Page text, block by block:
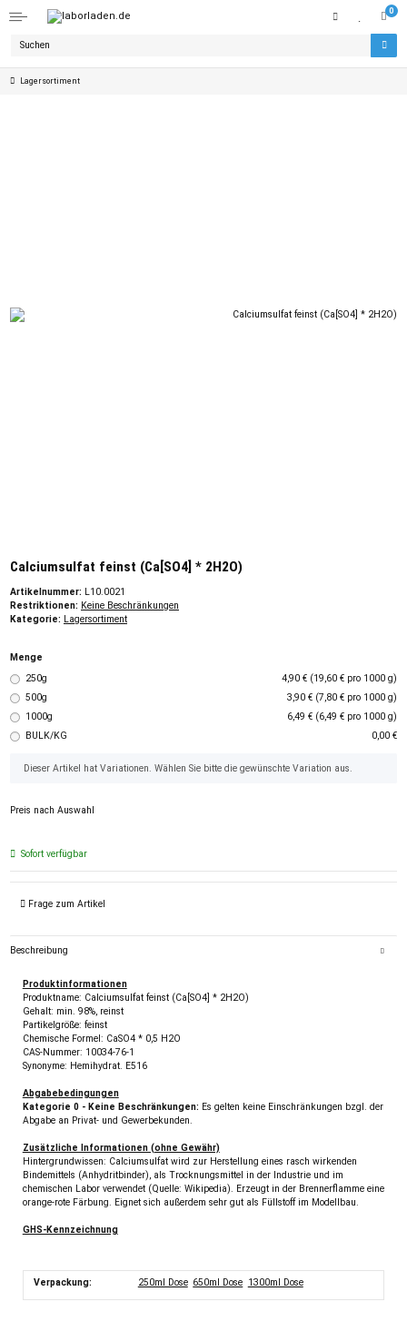
0
Lagersortiment
Calciumsulfat feinst (Ca[SO4] * 2H2O)
Artikelnummer: L10.0021
Restriktionen: Keine Beschränkungen
Kategorie: Lagersortiment
Menge
250g
4,90 € (19,60 € pro 1000 g)
500g
3,90 € (7,80 € pro 1000 g)
1000g
6,49 € (6,49 € pro 1000 g)
BULK/KG
0,00 €
xDieser Artikel hat Variationen. Wählen Sie bitte die gewünschte Variation aus.
Preis nach Auswahl
Sofort verfügbar
Frage zum Artikel
Beschreibung
Produktinformationen
Produktname: Calciumsulfat feinst (Ca[SO4] * 2H2O)
Gehalt: min. 98%, reinst
Partikelgröße: feinst
Chemische Formel: CaSO4 * 0,5 H2O
CAS-Nummer: 10034-76-1
Synonyme: Hemihydrat. E516
Abgabebedingungen
Kategorie 0 - Keine Beschränkungen: Es gelten keine Einschränkungen bzgl. der
Abgabe an Privat- und Gewerbekunden.
Zusätzliche Informationen (ohne Gewähr)
Hintergrundwissen: Calciumsulfat wird zur Herstellung eines rasch wirkenden
Bindemittels (Anhydritbinder), als Trocknungsmittel in der Industrie und im
chemischen Labor verwendet (Quelle: Wikipedia). Erzeugt in der Brennerflamme eine
orange-rote Färbung. Eignet sich außerdem sehr gut als Füllstoff im Modellbau.
GHS-Kennzeichnung
Verpackung: 250ml Dose 650ml Dose 1300ml Dose